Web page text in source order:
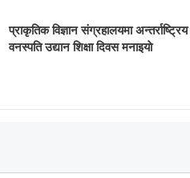
प्राकृतिक विज्ञान संग्रहालयमा अन्तर्राष्ट्रिय
वनस्पति उद्यान शिक्षा दिवस मनाइयाे